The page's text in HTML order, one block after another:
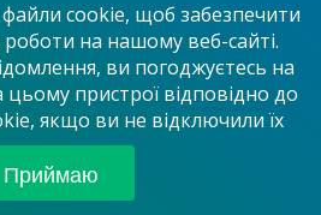
“Сервісний центр”
до оплати
cookie, щоб забезпечити
на нашому веб-сайті.
ви погоджуєтесь на
пристрої відповідно до
якщо ви не відключили їх
Приймаю